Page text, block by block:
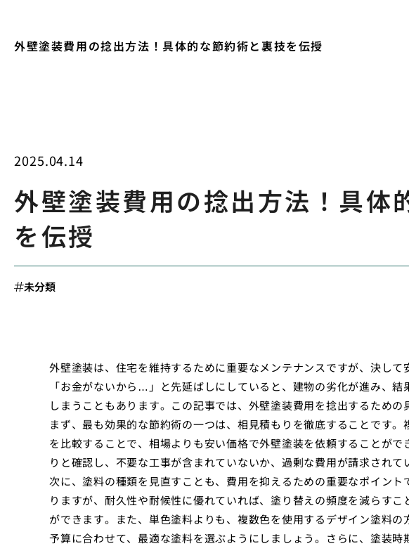
外壁塗装費用の捻出方法！具体的な節約術と裏技を伝授
2025.04.14
外壁塗装費用の捻出方法！具体
を伝授
未分類
外壁塗装は、住宅を維持するために重要なメンテナンスですが、決して
「お金がないから…」と先延ばしにしていると、建物の劣化が進み、
しまうこともあります。この記事では、外壁塗装費用を捻出するための
まず、最も効果的な節約術の一つは、相見積もりを徹底することです
を比較することで、相場よりも安い価格で外壁塗装を依頼することが
りと確認し、不要な工事が含まれていないか、過剰な費用が請求されて
次に、塗料の種類を見直すことも、費用を抑えるための重要なポイン
りますが、耐久性や耐候性に優れていれば、塗り替えの頻度を減らす
ができます。また、単色塗料よりも、複数色を使用するデザイン塗料の
予算に合わせて、最適な塗料を選ぶようにしましょう。さらに、塗装